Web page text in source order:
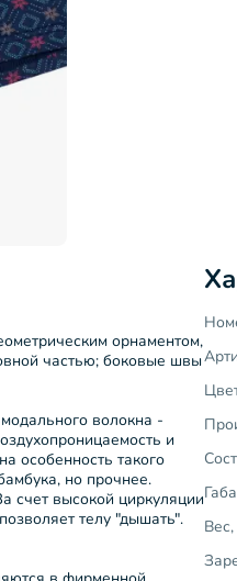
орнаментом,
частью; боковые швы
волокна -
и
особенность такого
но прочнее.
счет высокой циркуляции
телу "дышать".
Вес,